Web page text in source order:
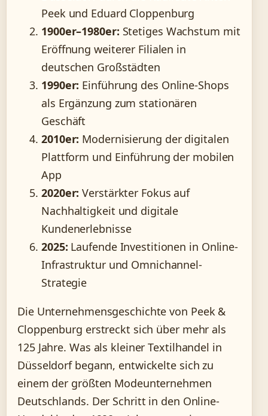
Peek und Eduard Cloppenburg
1900er–1980er: Stetiges Wachstum mit
Eröffnung weiterer Filialen in
deutschen Großstädten
1990er: Einführung des Online-Shops
als Ergänzung zum stationären
Geschäft
2010er: Modernisierung der digitalen
Plattform und Einführung der mobilen
App
2020er: Verstärkter Fokus auf
Nachhaltigkeit und digitale
Kundenerlebnisse
2025: Laufende Investitionen in Online-
Infrastruktur und Omnichannel-
Strategie
Die Unternehmensgeschichte von Peek &
Cloppenburg erstreckt sich über mehr als
125 Jahre. Was als kleiner Textilhandel in
Düsseldorf begann, entwickelte sich zu
einem der größten Modeunternehmen
Deutschlands. Der Schritt in den Online-